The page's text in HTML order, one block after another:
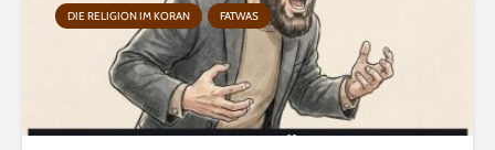
DIE RELIGION IM KORAN FATWAS